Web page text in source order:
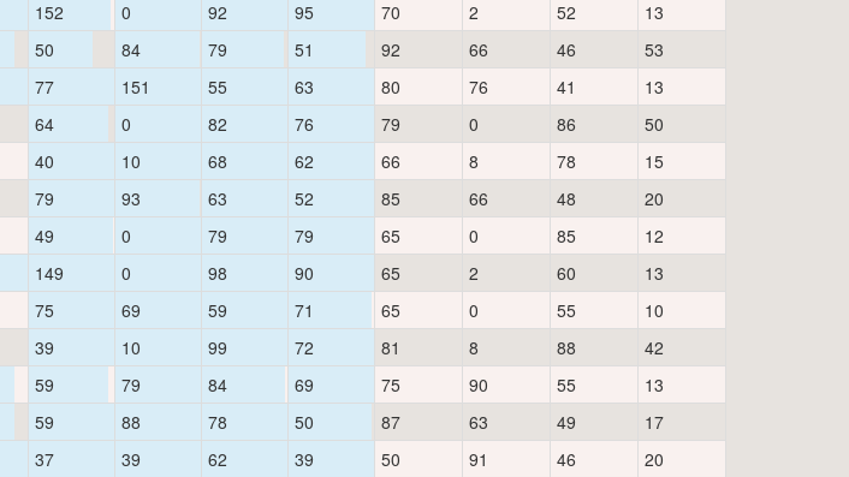
152 0 92 95 70 2 52
13
50 84 79 51 92 66 46
53
77 151 55 63 80 76 41
13
64 0 82 76 79 0 86
50
40 10 68 62 66 8 78
15
79 93 63 52 85 66 48
20
49 0 79 79 65 0 85
12
149 0 98 90 65 2 60
13
75 69 59 71 65 0 55
10
39 10 99 72 81 8 88
42
59 79 84 69 75 90 55
13
59 88 78 50 87 63 49
17
37 39 62 39 50 91 46
20